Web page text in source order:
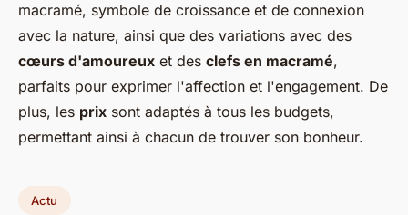
macramé, symbole de croissance et de connexion
avec la nature, ainsi que des variations avec des
cœurs d'amoureux et des clefs en macramé,
parfaits pour exprimer l'affection et l'engagement. De
plus, les prix sont adaptés à tous les budgets,
permettant ainsi à chacun de trouver son bonheur.
Actu